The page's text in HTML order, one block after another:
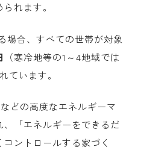
れます。
場合、すべての世帯が対象
（寒冷地等の1 ～4地域では
ています。
などの高度なエネルギーマ
「エネルギーをできるだ
ントロールする家づく